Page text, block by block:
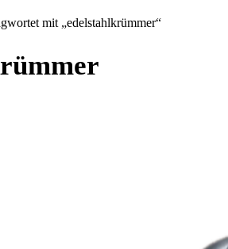
mit „edelstahlkrümmer“